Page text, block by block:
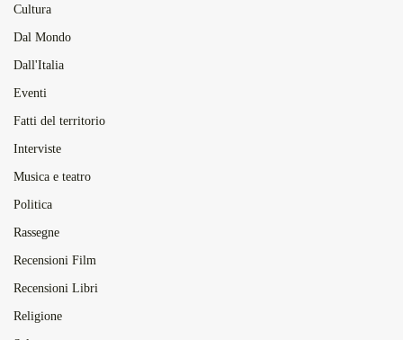
Cultura
Dal Mondo
Dall'Italia
Eventi
Fatti del territorio
Interviste
Musica e teatro
Politica
Rassegne
Recensioni Film
Recensioni Libri
Religione